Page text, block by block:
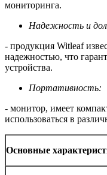
мониторинга.
Надежность и
- продукция Witleaf
надежностью, что
устройства.
Портативность:
- монитор, имеет
использоваться в
Основные